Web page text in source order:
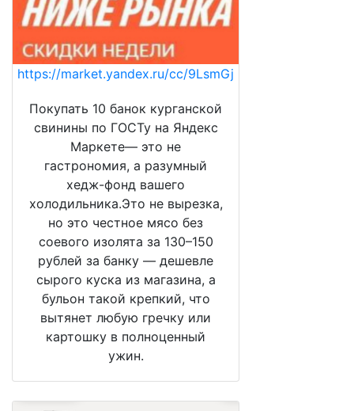
https://market.yandex.ru/cc/9LsmGj
Покупать 10 банок курганской
свинины по ГОСТу на Яндекс
Маркете— это не
гастрономия, а разумный
хедж-фонд вашего
холодильника.Это не вырезка,
но это честное мясо без
соевого изолята за 130–150
рублей за банку — дешевле
сырого куска из магазина, а
бульон такой крепкий, что
вытянет любую гречку или
картошку в полноценный
ужин.